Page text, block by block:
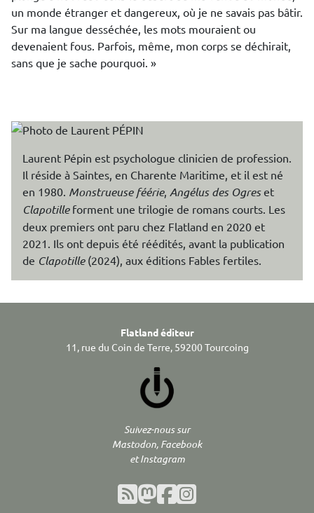
un monde étranger et dangereux, où je ne savais pas bâtir.
Sur ma langue desséchée, les mots mouraient ou
devenaient fous. Parfois, même, mon corps se déchirait,
sans que je sache pourquoi. »
Laurent Pépin est psychologue clinicien de profession.
Il réside à Saintes, en Charente Maritime, et il est né
en 1980. Monstrueuse féérie, Angélus des Ogreset
Clapotilleforment une trilogie de romans courts. Les
deux premiers ont paru chez Flatland en 2020 et
2021. Ils ont depuis été réédités, avant la publication
de Clapotille(2024), aux éditions Fables fertiles.
Flatland éditeur
11, rue du Coin de Terre, 59200 Tourcoing
Suivez-nous sur
Mastodon, Facebook
et Instagram